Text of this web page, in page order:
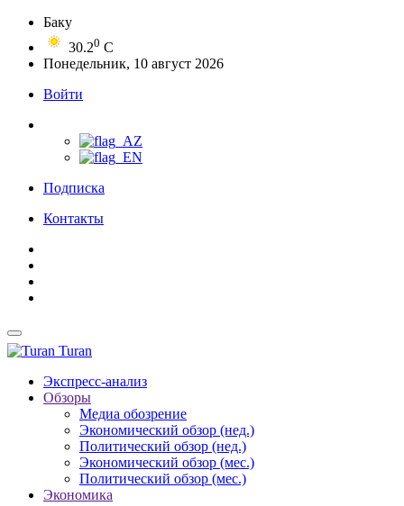
Баку
30.20 C
Понедельник, 10 август 2026
Войти
Подписка
Контакты
Turan
Экспресс-анализ
Обзоры
Медиа обозрение
Экономический обзор (нед.)
Политический обзор (нед.)
Экономический обзор (мес.)
Политический обзор (мес.)
Экономика